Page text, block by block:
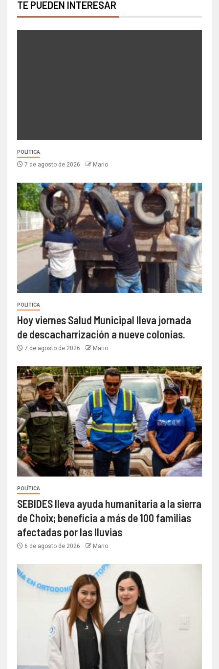
TE PUEDEN INTERESAR
POLÍTICA
7 de agosto de 2026 Mario
POLÍTICA
Hoy viernes Salud Municipal lleva jornada
de descacharrización a nueve colonias.
7 de agosto de 2026 Mario
POLÍTICA
SEBIDES lleva ayuda humanitaria a la sierra
de Choix; beneficia a más de 100 familias
afectadas por las lluvias
6 de agosto de 2026 Mario